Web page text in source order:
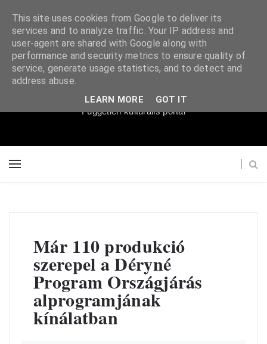
Súgópéldány
Független kulturális portál
Már 110 produkció
szerepel a Déryné
Program Országjárás
alprogramjának
kínálatban
This site uses cookies from Google to deliver its
services and to analyze traffic. Your IP address and
user-agent are shared with Google along with
performance and security metrics to ensure quality of
service, generate usage statistics, and to detect and
address abuse.
LEARN MORE GOT IT